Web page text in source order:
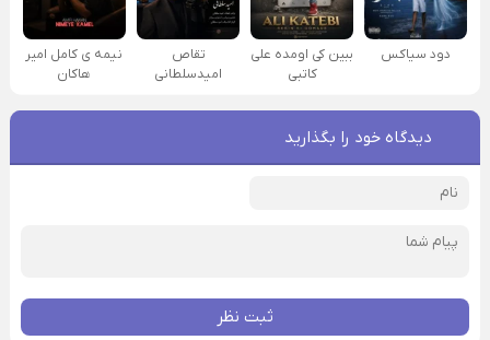
دود سیاکس
ببین کی اومده علی
کاتبی
تقاص
امیدسلطانی
نیمه ی کامل امیر
هاکان
دیدگاه خود را بگذارید
ثبت نظر